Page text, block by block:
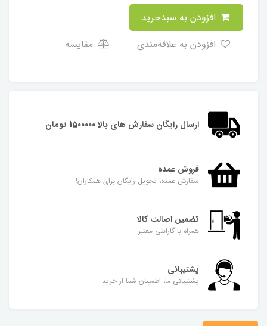
مقایسه
ارسال رایگان سفارش های بالا 1500000 تومان
فروش عمده
سفارش عمده، تحویل رایگان برای همکاران!
تضمین اصالت کالا
همراه با گارانتی معتبر
پشتیبانی
پشتیبانی ما، اطمینان شما از خرید